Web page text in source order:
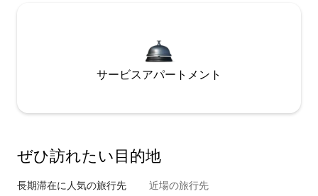
サービスアパートメント
ぜひ訪⁠れ⁠た⁠い目⁠的⁠地
長期滞在に人気の旅行先 近場の旅行先